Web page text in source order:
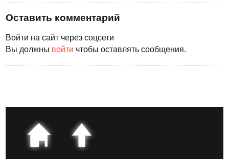
Оставить комментарий
Войти на сайт через соцсети
Вы должны войти чтобы оставлять сообщения.